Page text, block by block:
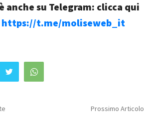
anche su Telegram: clicca qui
https://t.me/moliseweb_it
Prossimo Articolo